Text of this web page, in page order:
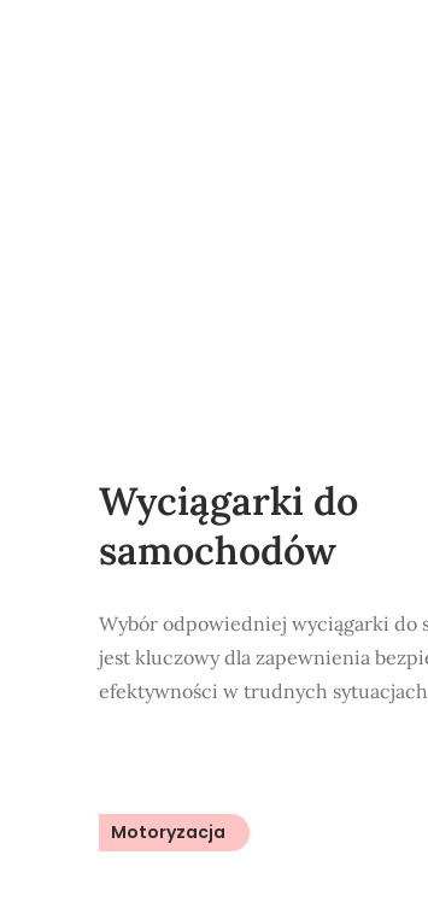
Wyciągarki do
samochodów
Wybór odpowiedniej wyciągarki do
jest kluczowy dla zapewnienia
efektywności w trudnych
Motoryzacja